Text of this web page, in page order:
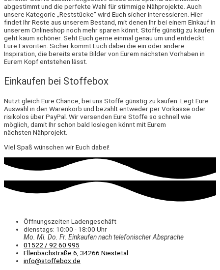
abgestimmt und die perfekte Wahl für stimmige Nähprojekte. Auch
unsere Kategorie „Reststücke“ wird Euch sicher interessieren. Hier
findet Ihr Reste aus unserem Bestand, mit denen Ihr bei einem Einkauf in
unserem Onlineshop noch mehr sparen könnt. Stoffe günstig zu kaufen
geht kaum schöner. Seht Euch gerne einmal genau um und entdeckt
Eure Favoriten. Sicher kommt Euch dabei die ein oder andere
Inspiration, die bereits erste Bilder von Eurem nächsten Vorhaben in
Eurem Kopf entstehen lässt.
Einkaufen bei Stoffebox
Nutzt gleich Eure Chance, bei uns Stoffe günstig zu kaufen. Legt Eure
Auswahl in den Warenkorb und bezahlt entweder per Vorkasse oder
risikolos über PayPal. Wir versenden Eure Stoffe so schnell wie
möglich, damit Ihr schon bald loslegen könnt mit Eurem
nächsten Nähprojekt.
Viel Spaß wünschen wir Euch dabei!
Öffnungszeiten Ladengeschäft
dienstags: 10:00 - 18:00 Uhr
Mo. Mi. Do. Fr. Einkaufennach telefonischer Absprache
01522 / 92 60 995
Ellenbachstraße 6, 34266 Niestetal
info@stoffebox.de